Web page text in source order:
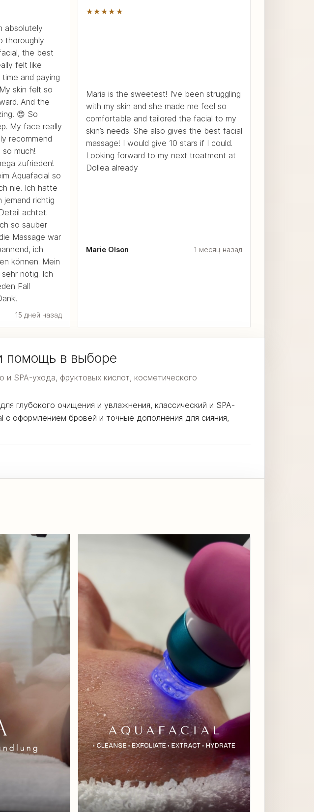
absolutely
thoroughly
the best
felt like
and paying
skin felt so
And the
😍 So
My face really
recommend
much!
zufrieden!
Aquafacial so
nie. Ich hatte
jemand richtig
achtet.
so sauber
Massage war
ich
können. Mein
nötig. Ich
Fall
15 дней назад
★★★★★
Maria is the sweetest! I’ve been struggling
with my skin and she made me feel so
comfortable and tailored the facial to my
skin’s needs. She also gives the best facial
massage! I would give 10 stars if I could.
Looking forward to my next treatment at
Dollea already
Marie Olson 1 месяц назад
помощь в выборе
SPA-ухода, фруктовых кислот, косметического
глубокого очищения и увлажнения, классический и SPA-
с оформлением бровей и точные дополнения для сияния,